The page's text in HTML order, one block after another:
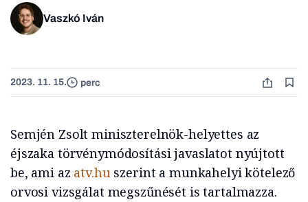
Vaszkó Iván
2023. 11. 15. perc
Semjén Zsolt miniszterelnök-helyettes az
éjszaka törvénymódosítási javaslatot nyújtott
be, ami az atv.huszerint a munkahelyi kötelező
orvosi vizsgálat megszűnését is tartalmazza.